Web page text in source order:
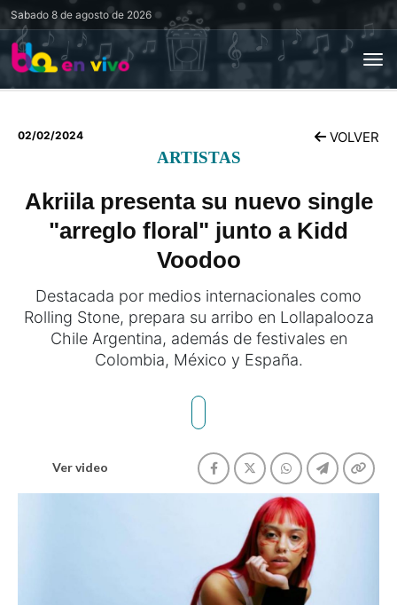
Sabado 8 de agosto de 2026
02/02/2024 VOLVER
ARTISTAS
Akriila presenta su nuevo single
"arreglo floral" junto a Kidd
Voodoo
Destacada por medios internacionales como
Rolling Stone, prepara su arribo en Lollapalooza
Chile Argentina, además de festivales en
Colombia, México y España.
Ver video